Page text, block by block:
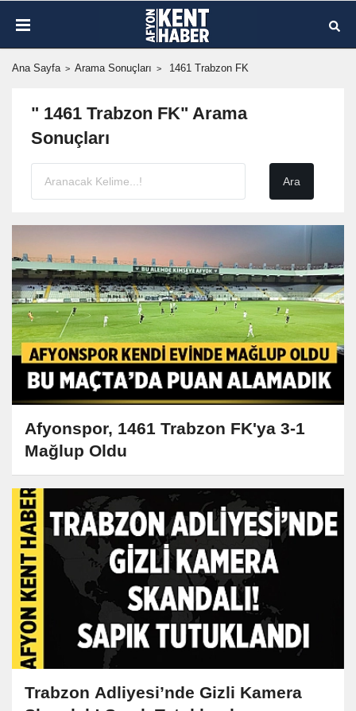
Ana Sayfa Arama Sonuçları 1461 Trabzon FK
" 1461 Trabzon FK" Arama
Sonuçları
Afyonspor, 1461 Trabzon FK'ya 3-1
Mağlup Oldu
Trabzon Adliyesi’nde Gizli Kamera